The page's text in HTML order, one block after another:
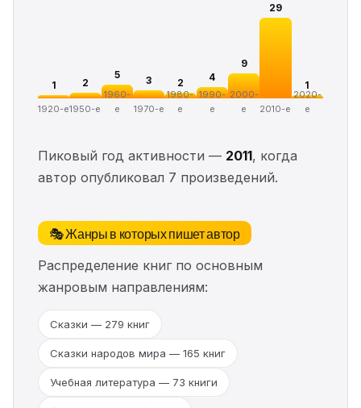
1
1920-е
2
1950-е
5
1960-
е
3
1970-е
2
1980-
е
4
1990-
е
9
2000-
е
29
2010-е
1
2020-
е
Пиковый год активности — 2011, когда
автор опубликовал 7 произведений.
🎭 Жанры в которых пишет автор
Распределение книг по основным
жанровым направлениям:
Сказки — 279 книг
Сказки народов мира — 165 книг
Учебная литература — 73 книги